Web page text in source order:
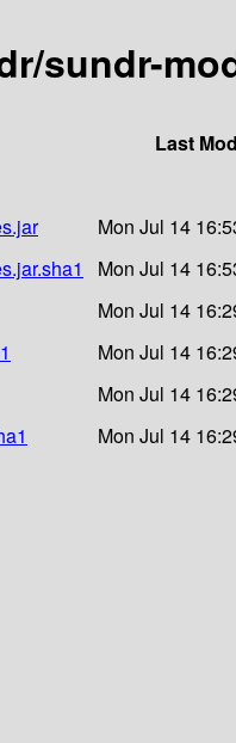
sundr-
Last
Mon Jul 14
Mon Jul 14
Mon Jul 14
Mon Jul 14
Mon Jul 14
Mon Jul 14